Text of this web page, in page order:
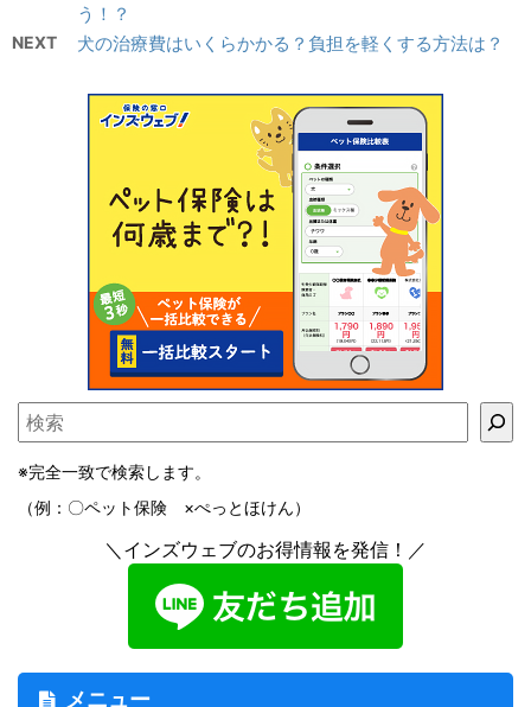
う！？
NEXT 犬の治療費はいくらかかる？負担を軽くする方法は？
※完全一致で検索します。
（例：〇ペット保険 ×ぺっとほけん）
＼インズウェブのお得情報を発信！／
メニュー